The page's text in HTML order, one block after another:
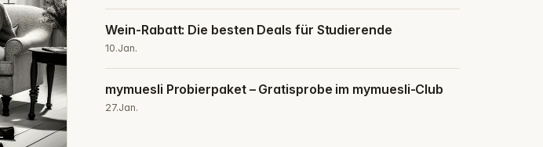
Wein-Rabatt: Die besten Deals für Studierende
10.Jan.
mymuesli Probierpaket – Gratisprobe im mymuesli-Club
27.Jan.